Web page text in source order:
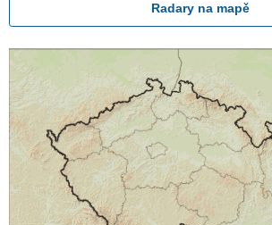
Radary na mapě